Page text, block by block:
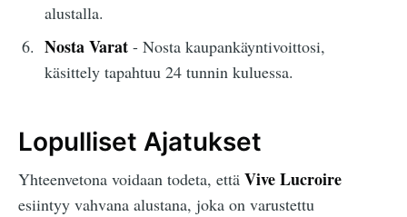
alustalla.
Nosta Varat- Nosta kaupankäyntivoittosi,
käsittely tapahtuu 24 tunnin kuluessa.
Lopulliset Ajatukset
Yhteenvetona voidaan todeta, että Vive Lucroire
esiintyy vahvana alustana, joka on varustettu